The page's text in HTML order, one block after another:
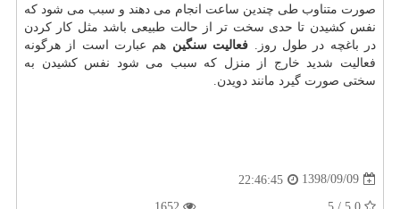
صورت متناوب طی چندین ساعت انجام می دهند و سبب می شود كه
نفس كشیدن تا حدی سخت تر از حالت طبیعی باشد مثل كار كردن
در باغچه در طول روز. فعالیت سنگین هم عبارت است از هرگونه
فعالیت شدید خارج از منزل كه سبب می شود نفس كشیدن به
سختی صورت گیرد مانند دویدن.
1398/09/09
22:46:45